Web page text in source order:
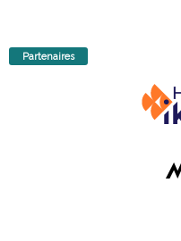
Partenaires